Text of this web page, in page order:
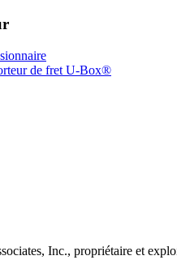
de fret U-Box®
Inc., propriétaire et